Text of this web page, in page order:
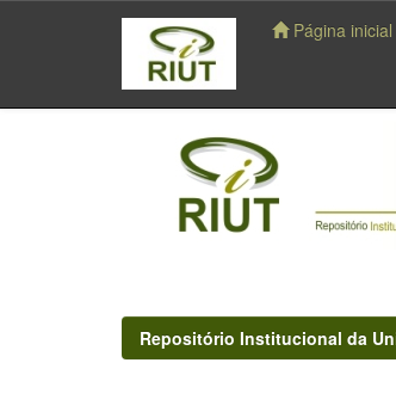
navigation
Página inicial
Repositório Institucional da